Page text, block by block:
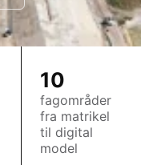
10
fagområder
fra matrikel
til digital
model